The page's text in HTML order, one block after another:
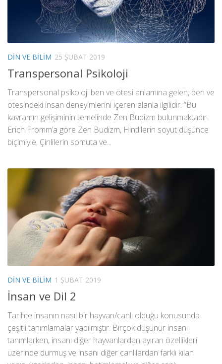
DIN VE BILIM 25 ŞUBAT 2019
Transpersonal Psikoloji
Transpersonal psikoloji ben ve ötesi anlamına gelen, ben ve
ötesindeki insan deneyimlerini içeren alanla ilgilidir. “Bu
kavramın gelişiminin temelinde Zen Budizm bulunmaktadır.
Erich Fromm’a göre Zen Budizm, Hintlilerin soyut düşünce
biçimiyle, Çinlilerin somuta ve...
DIN VE BILIM 1 ŞUBAT 2019
İnsan ve Dil 2
Tarihte insanın nasıl bir hayvan/canlı olduğu konusunda
çeşitli tanımlamalar yapılmıştır. Birçok düşünür insanı
tanımlarken, insanı diğer hayvanlardan ayıran özellikleri
üzerinde durmuş ve insanı diğer canlılardan farklı kılan